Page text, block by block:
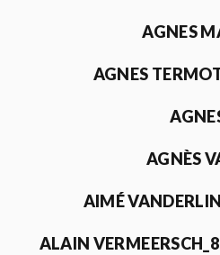
AGNES
AGNES
AGNÈS
AIMÉ
ALAIN